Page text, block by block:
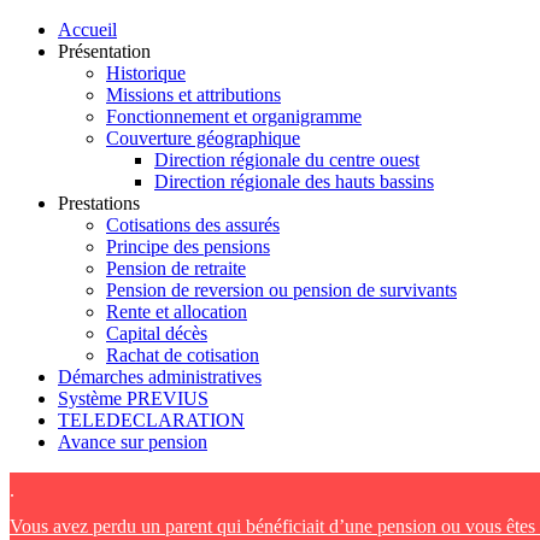
Accueil
Présentation
Historique
Missions et attributions
Fonctionnement et organigramme
Couverture géographique
Direction régionale du centre ouest
Direction régionale des hauts bassins
Prestations
Cotisations des assurés
Principe des pensions
Pension de retraite
Pension de reversion ou pension de survivants
Rente et allocation
Capital décès
Rachat de cotisation
Démarches administratives
Système PREVIUS
TELEDECLARATION
Avance sur pension
.
Vous avez perdu un parent qui bénéficiait d’une pension ou vous